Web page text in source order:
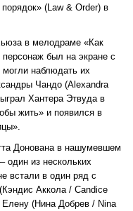
(Law & Order) в
в мелодраме «Как
был на экране с
могли наблюдать их
Чандо (Alexandra
Хантера Этвуда в
жить» и появился в
Донована в нашумевшем
один из нескольких
встали в один ряд с
Аккола / Candice
(Нина Добрев / Nina